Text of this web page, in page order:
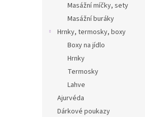
Masážní míčky, sety
Masážní buráky
Hrnky, termosky, boxy
Boxy na jídlo
Hrnky
Termosky
Lahve
Ajurvéda
Dárkové poukazy